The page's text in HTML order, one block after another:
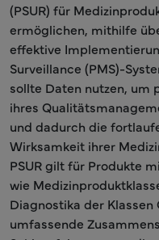
(PSUR) für
ermöglichen, mithilfe
effektive
Surveillance (PMS)-
sollte Daten nutzen, um
ihres
und dadurch die
Wirksamkeit ihrer
PSUR gilt für Produkte
wie
Diagnostika der Klassen
umfassende